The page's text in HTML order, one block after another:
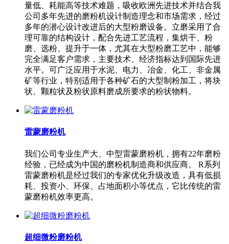
量低、耗能高等技术难题，吸收欧洲先进技术并结合我
公司多年先进的磨粉机设计制造理念和市场需求，经过
多年的潜心设计改进后的大型粉磨设备。立磨采用了合
理可靠的结构设计，配合先进工艺流程，集烘干、粉
磨、选粉、提升于一体，尤其在大型粉磨工艺中，能够
完全满足客户需求，主要技术、经济指标达到国际先进
水平。可广泛应用于水泥、电力、冶金、化工、非金属
矿等行业，特别适用于各种矿石的大型制粉加工，将块
状、颗粒状及粉状原料磨成所要求的粉状物料。
雷蒙磨粉机
我们公司专业生产大、中型雷蒙磨粉机，拥有22年磨粉
经验，已经成为中国的磨粉机制造商和供应商。 R系列
雷蒙磨粉机是经过我们的专家优化升级改造，具有低损
耗、投资小、环保、占地面积小等优点，它比传统的雷
蒙磨粉机效率更高。
超细微粉磨粉机